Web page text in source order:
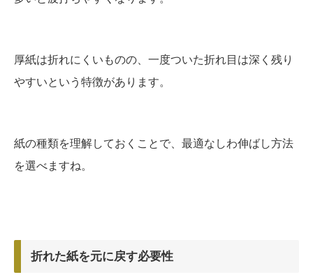
厚紙は折れにくいものの、一度ついた折れ目は深く残り
やすいという特徴があります。
紙の種類を理解しておくことで、最適なしわ伸ばし方法
を選べますね。
折れた紙を元に戻す必要性